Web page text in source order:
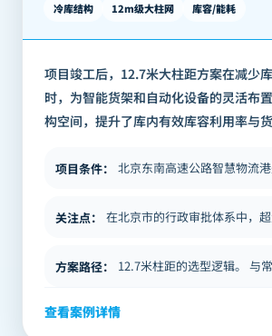
冷库结构 12m级大柱网 库容/能耗
项目竣工后，12.7米大柱距方案在减少
时，为智能货架和自动化设备的灵活布
构空间，提升了库内有效库容利用率与
目是BICP银泰建构泰库体系在北…
项目条件：
关注点：
方案路径：
查看案例详情